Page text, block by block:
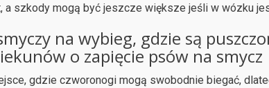
a szkody mogą być jeszcze większe jeśli w wózku
na wybieg, gdzie są
o zapięcie psów na smycz
gdzie czworonogi mogą swobodnie biegać,